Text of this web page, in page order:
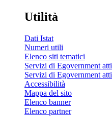
Utilità
Dati Istat
Numeri utili
Elenco siti tematici
Servizi di Egovernment
Servizi di Egovernment
Accessibilità
Mappa del sito
Elenco banner
Elenco partner